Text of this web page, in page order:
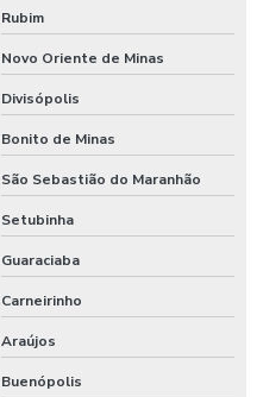
Rubim
Novo Oriente de Minas
Divisópolis
Bonito de Minas
São Sebastião do Maranhão
Setubinha
Guaraciaba
Carneirinho
Araújos
Buenópolis